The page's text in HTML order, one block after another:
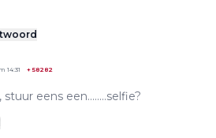
14:31 + 58282
eens een........selfie?